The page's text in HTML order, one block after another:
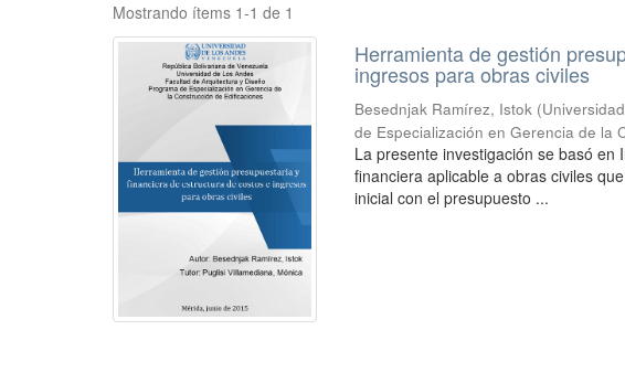
Mostrando ítems 1-1 de 1
Herramienta de gestión
ingresos para obras civiles
Besednjak Ramírez, Istok (
de Especialización en Gerencia de la
La presente investigación se basó
financiera aplicable a obras civiles
inicial con el presupuesto ...